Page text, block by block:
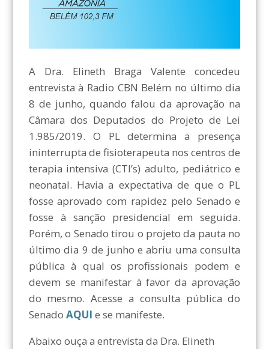
A Dra. Elineth Braga Valente concedeu
entrevista à Radio CBN Belém no último dia
8 de junho, quando falou da aprovação na
Câmara dos Deputados do Projeto de Lei
1.985/2019. O PL determina a presença
ininterrupta de fisioterapeuta nos centros de
terapia intensiva (CTI’s) adulto, pediátrico e
neonatal. Havia a expectativa de que o PL
fosse aprovado com rapidez pelo Senado e
fosse à sanção presidencial em seguida.
Porém, o Senado tirou o projeto da pauta no
último dia 9 de junho e abriu uma consulta
pública à qual os profissionais podem e
devem se manifestar à favor da aprovação
do mesmo. Acesse a consulta pública do
Senado AQUI e se manifeste.
Abaixo ouça a entrevista da Dra. Elineth